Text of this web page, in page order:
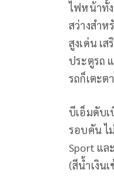
ไฟหน้าทั้ง
สว่างสำห
สูงเด่น เ
ประตูรถ
รถก็เตะ
บีเอ็มดับ
รอบคัน ไ
Sport แล
(สีน้ำเงิน